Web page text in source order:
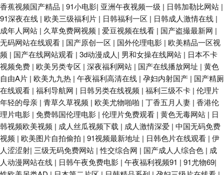
香蕉视频国产精品 | 91小电影| 亚洲午夜视频一级 | 日韩加勒比网站 |
91深夜在线 | 欧美三级福利片 | 日韩福利一区 | 日韩成人激情在线 |
成年人网站 | 久草免费网视频 | 爱豆视频在线看 | 国产盗撮最新网 |
无码网站在线观看 | 国产原创一区 | 国外伦理电影 | 欧美精品一区视
频 | 国产在线网站观看 | 3d动漫成人| 男和女操在线网站 | 日本不卡
视频免费 | 欧美另类专区 | 深夜福利网站 | 国产在线播放网址 | 黄色
自由A片 | 欧美九九热 | 午夜福利高清在线 | 孕妇内射国产 | 国产精厕
在线观看 | 福利导航网 | 日韩另类在线视频 | 福利三级不卡 | 伦理片
年轻的母亲 | 青草久草视频 | 欧美尤物啪啪 | 丁香五月人妻 | 香港伦
理片电影 | 免费韩国伦理电影 | 伦理片免费观看 | 黄色无毒网站 | 日
韩视频欧美视频 | 成人丝瓜视频下载 | 成人激情深爱 | 中国无码免费
视频 | 欧美图片自拍偷拍 | 91视频最新地址 | 日韩色片在线观看 | 伊
人涩涩射| 三级无码免费网站 |性交综合网 | 国产成人人综合色 | 成
人动漫网站在线 | 日韩午夜免费电影 | 午夜福利视频91 | 91尤物69|